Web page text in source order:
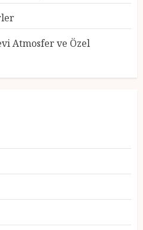
Atmosfer ve Özel
En Güzel Kedileri
ve Özel Hazırlıklar